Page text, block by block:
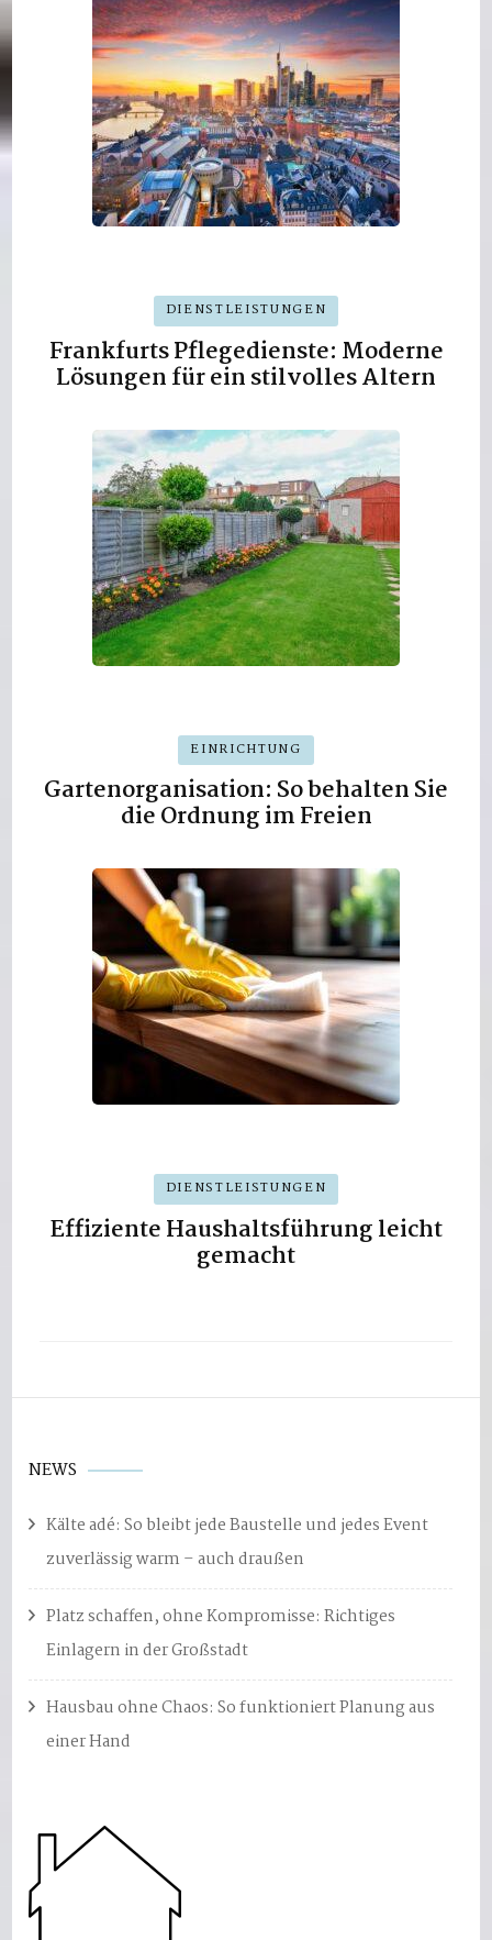
DIENSTLEISTUNGEN
Frankfurts Pflegedienste: Moderne
Lösungen für ein stilvolles Altern
EINRICHTUNG
Gartenorganisation: So behalten Sie
die Ordnung im Freien
DIENSTLEISTUNGEN
Effiziente Haushaltsführung leicht
gemacht
NEWS
Kälte adé: So bleibt jede Baustelle und jedes Event
zuverlässig warm – auch draußen
Platz schaffen, ohne Kompromisse: Richtiges
Einlagern in der Großstadt
Hausbau ohne Chaos: So funktioniert Planung aus
einer Hand